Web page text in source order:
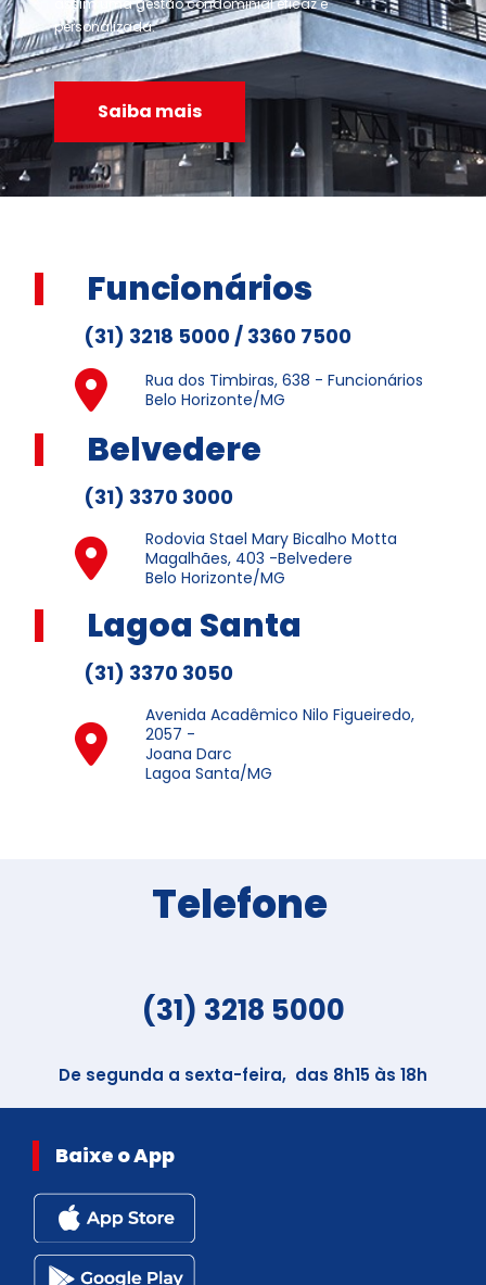
assim uma gestão condominial eficaz e
personalizada.
Saiba mais
Funcionários
(31) 3218 5000 / 3360 7500
Rua dos Timbiras, 638 - Funcionários
Belo Horizonte/MG
Belvedere
(31) 3370 3000
Rodovia Stael Mary Bicalho Motta
Magalhães, 403 -Belvedere
Belo Horizonte/MG
Lagoa Santa
(31) 3370 3050
Avenida Acadêmico Nilo Figueiredo,
2057 -
Joana Darc
Lagoa Santa/MG
Telefone
(31) 3218 5000
De segunda a sexta-feira, das 8h15 às 18h
Baixe o App